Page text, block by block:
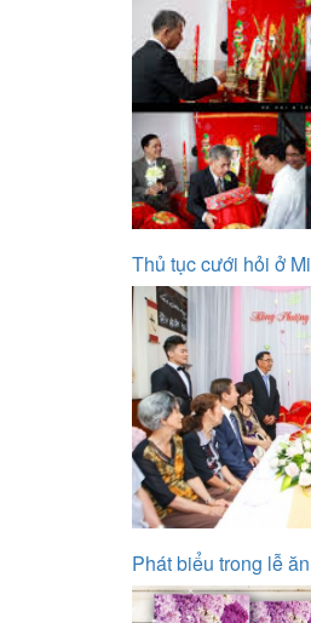
Thủ tục cưới hỏi ở
Phát biểu trong lễ